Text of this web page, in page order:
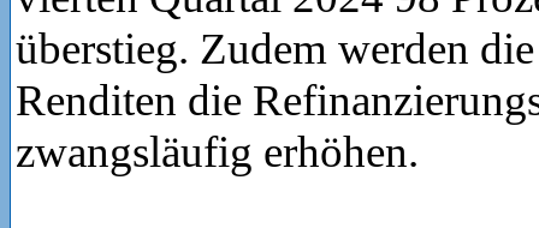
überstieg. Zudem werden
Renditen die
zwangsläufig erhöhen.